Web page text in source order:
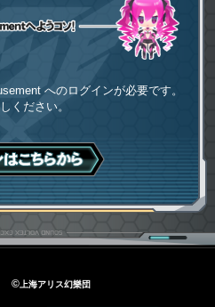
へのログインが必要です。
ください。
ちら
©上海アリス幻樂団